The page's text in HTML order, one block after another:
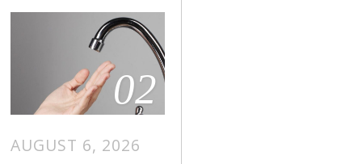
02
AUGUST 6, 2026